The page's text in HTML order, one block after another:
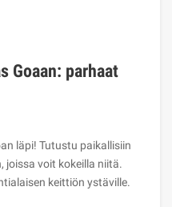
Goaan: parhaat
läpi! Tutustu paikallisiin
joissa voit kokeilla niitä.
keittiön ystäville.